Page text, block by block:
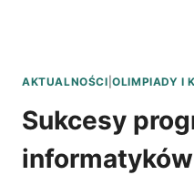
AKTUALNOŚCI |OLIMPIADY I
Sukcesy